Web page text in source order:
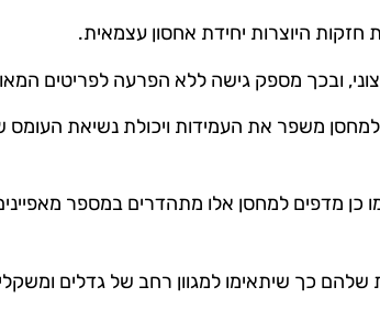
חזקות היוצרות יחידת אחסון עצמאית.
ובכך מספק גישה ללא הפרעה לפריטים
משפר את העמידות ויכולת נשיאת העומס
כן מדפים למחסן אלו מתהדרים במספר
שלהם כך שיתאימו למגוון רחב של גדלים